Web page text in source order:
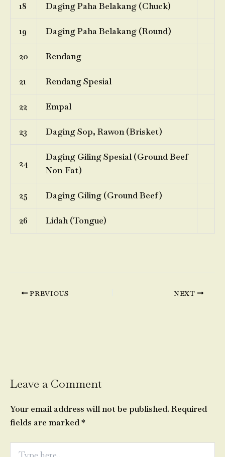
18 Daging Paha Belakang (Chuck)
19 Daging Paha Belakang (Round)
20 Rendang
21 Rendang Spesial
22 Empal
23 Daging Sop, Rawon (Brisket)
24
Daging Giling Spesial (Ground Beef
Non-Fat)
25 Daging Giling (Ground Beef)
26 Lidah (Tongue)
PREVIOUS NEXT
Leave a Comment
Your email address will not be published. Required
fields are marked*